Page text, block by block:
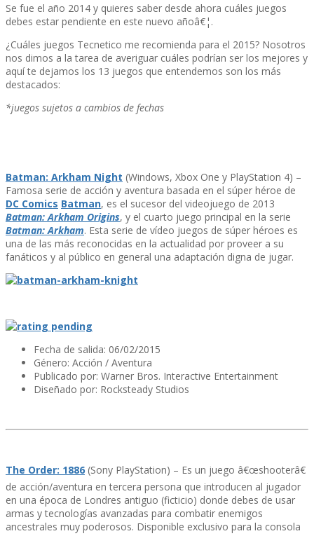
Se fue el año 2014 y quieres saber desde ahora cuáles juegos
debes estar pendiente en este nuevo añoâ€¦.
¿Cuáles juegos Tecnetico me recomienda para el 2015? Nosotros
nos dimos a la tarea de averiguar cuáles podrí­an ser los mejores y
aquí­ te dejamos los 13 juegos que entendemos son los más
destacados:
*juegos sujetos a cambios de fechas
Batman: Arkham Night (Windows, Xbox One y PlayStation 4) –
Famosa serie de acción y aventura basada en el súper héroe de
DC Comics Batman, es el sucesor del videojuego de 2013
Batman: Arkham Origins, y el cuarto juego principal en la serie
Batman: Arkham. Esta serie de ví­deo juegos de súper héroes es
una de las más reconocidas en la actualidad por proveer a su
fanáticos y al público en general una adaptación digna de jugar.
Fecha de salida: 06/02/2015
Género: Acción / Aventura
Publicado por: Warner Bros. Interactive Entertainment
Diseñado por: Rocksteady Studios
The Order: 1886 (Sony PlayStation) – Es un juego â€œshooterâ€
de acción/aventura en tercera persona que introducen al jugador
en una época de Londres antiguo (ficticio) donde debes de usar
armas y tecnologí­as avanzadas para combatir enemigos
ancestrales muy poderosos. Disponible exclusivo para la consola